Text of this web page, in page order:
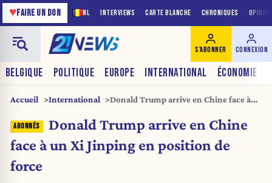
NL INTERVIEWS CARTE BLANCHE CHRONIQUES
♥FAIRE UN DON
BELGIQUE POLITIQUE EUROPE INTERNATIONAL ÉCONOMIE
S'ABONNER CONNEXION
Accueil International
Donald Trump arrive en Chine face à
Donald Trump arrive en Chine
face à un Xi Jinping en position de
force